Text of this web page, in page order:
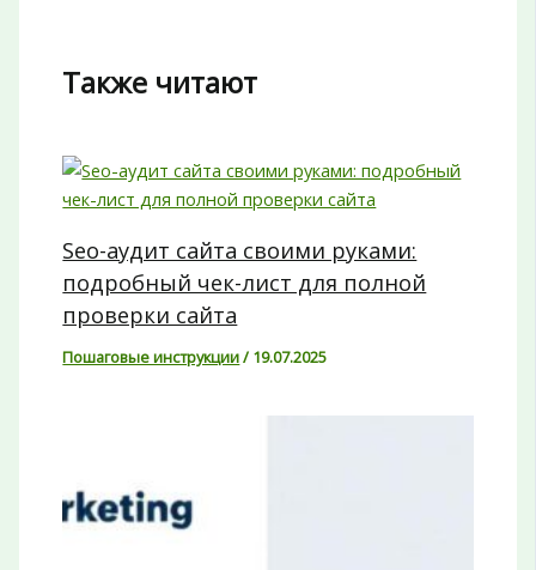
Также читают
Seo-аудит сайта своими руками:
подробный чек-лист для полной
проверки сайта
Пошаговые инструкции/ 19.07.2025